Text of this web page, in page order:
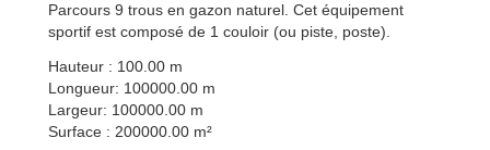
Parcours 9 trous en gazon naturel. Cet équipement
sportif est composé de 1 couloir (ou piste, poste).
Hauteur : 100.00 m
Longueur: 100000.00 m
Largeur: 100000.00 m
Surface : 200000.00 m²